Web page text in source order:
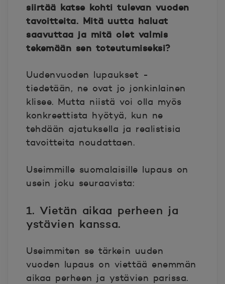
siirtää katse kohti tulevan vuoden
tavoitteita. Mitä uutta haluat
saavuttaa ja mitä olet valmis
tekemään sen toteutumiseksi?
Uudenvuoden lupaukset -
tiedetään, ne ovat jo jonkinlainen
klisee. Mutta niistä voi olla myös
konkreettista hyötyä, kun ne
tehdään ajatuksella ja realistisia
tavoitteita noudattaen.
Useimmille suomalaisille lupaus on
usein joku seuraavista:
1. Vietän aikaa perheen ja
ystävien kanssa.
Useimmiten se tärkein uuden
vuoden lupaus on viettää enemmän
aikaa perheen ja ystävien parissa.